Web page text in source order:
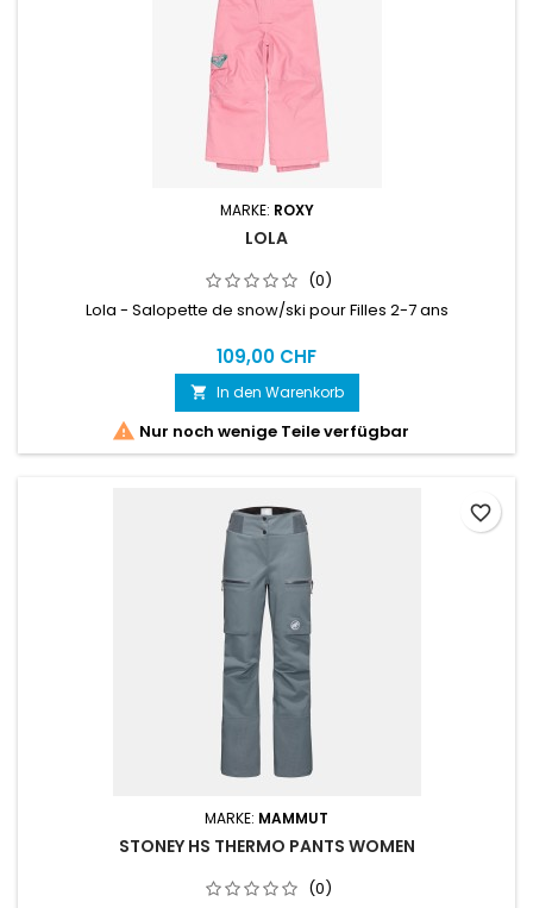
MARKE: ROXY
LOLA
(0)
Lola - Salopette de snow/ski pour Filles 2-7 ans
109,00 CHF
 In den Warenkorb
 Nur noch wenige Teile verfügbar
MARKE: MAMMUT
STONEY HS THERMO PANTS WOMEN
(0)
favorite_border